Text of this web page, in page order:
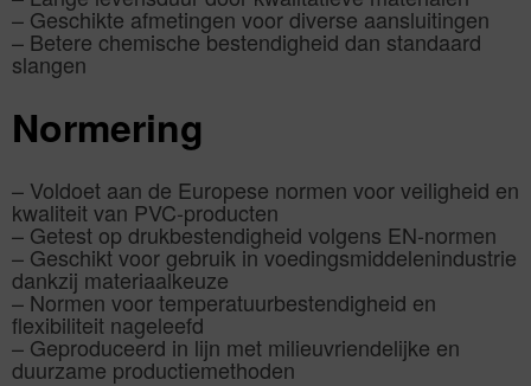
– Geschikte afmetingen voor diverse aansluitingen
– Betere chemische bestendigheid dan standaard
slangen
Normering
– Voldoet aan de Europese normen voor veiligheid en
kwaliteit van PVC-producten
– Getest op drukbestendigheid volgens EN-normen
– Geschikt voor gebruik in voedingsmiddelenindustrie
dankzij materiaalkeuze
– Normen voor temperatuurbestendigheid en
flexibiliteit nageleefd
– Geproduceerd in lijn met milieuvriendelijke en
duurzame productiemethoden